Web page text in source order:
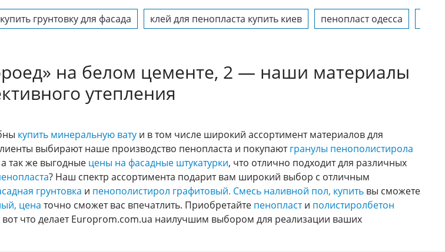
купить грунтовку для фасада клей для пенопласта купить киев пенопласт одесса
на белом цементе, 2 — наши материалы
утепления
купить минеральную вату и в том числе широкий ассортимент материалов для
выбирают наше производство пенопласта и покупаютгранулы пенополистирола
так же выгодные цены на фасадные штукатурки, что отлично подходит для различных
? Наш спектр ассортимента подарит вам широкий выбор с отличным
грунтовка и пенополистирол графитовый. Смесь наливной пол, купить вы сможете
цена точно сможет вас впечатлить. Приобретайте пенопласти полистиролбетон
что делает Europrom.com.ua наилучшим выбором для реализации ваших